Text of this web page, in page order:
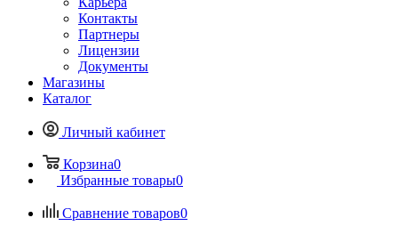
Контакты
Партнеры
Лицензии
Документы
Магазины
Каталог
Личный кабинет
Корзина0
Избранные товары0
Сравнение товаров0